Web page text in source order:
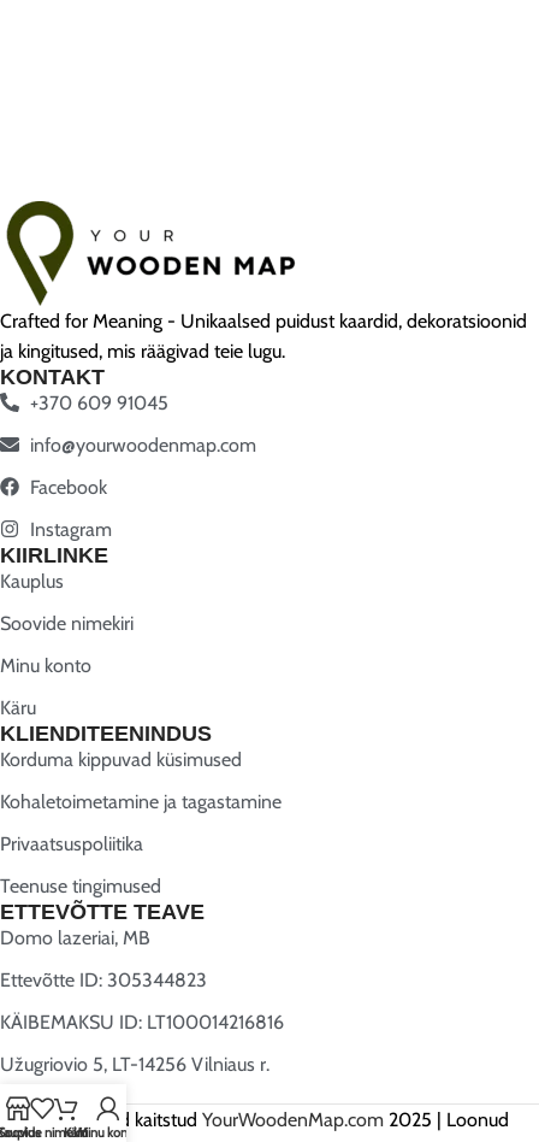
Crafted for Meaning - Unikaalsed puidust kaardid, dekoratsioonid
ja kingitused, mis räägivad teie lugu.
KONTAKT
+370 609 91045
info@yourwoodenmap.com
Facebook
Instagram
KIIRLINKE
Kauplus
Soovide nimekiri
Minu konto
Käru
KLIENDITEENINDUS
Korduma kippuvad küsimused
Kohaletoimetamine ja tagastamine
Privaatsuspoliitika
Teenuse tingimused
ETTEVÕTTE TEAVE
Domo lazeriai, MB
Ettevõtte ID: 305344823
KÄIBEMAKSU ID: LT100014216816
Užugriovio 5, LT-14256 Vilniaus r.
Kõik õigused kaitstud YourWoodenMap.com 2025 | Loonud
nimekiri
KäruMinu konto